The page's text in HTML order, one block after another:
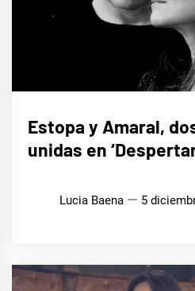
Estopa y Amaral,
unidas en
Lucia Baena 5